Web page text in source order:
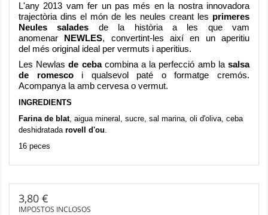
L'any 2013 vam fer un pas més en la nostra innovadora
trajectòria dins el món de les neules creant les primeres
Neules salades de la història a les que vam
anomenar NEWLES, convertint-les així en un aperitiu
del més original ideal per vermuts i aperitius.
Les Newlasde cebacombina a la perfecció amb lasalsa
de romescoi qualsevol paté o formatge cremós.
Acompanya la amb cervesa o vermut.
INGREDIENTS
Farina de blat, aigua mineral, sucre, sal marina, oli d'oliva, ceba
deshidratada rovell d'ou
16 peces
3,80 €
IMPOSTOS INCLOSOS